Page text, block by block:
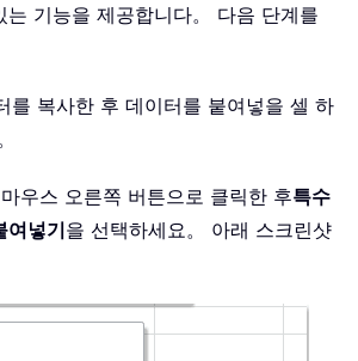
는 기능을 제공합니다。 다음 단계를
를 복사한 후 데이터를 붙여넣을 셀 하
우스 오른쪽 버튼으로 클릭한 후특수
여넣기을 선택하세요。 아래 스크린샷